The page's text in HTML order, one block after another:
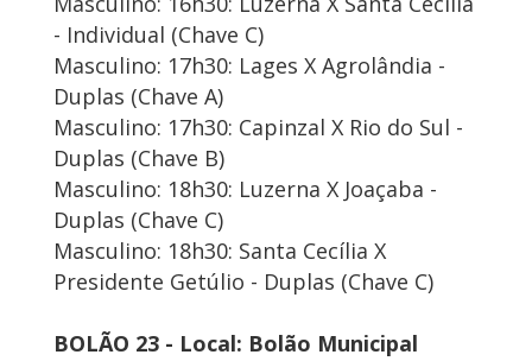
- Individual (Chave C)
Masculino: 17h30: Lages X Agrolândia -
Duplas (Chave A)
Masculino: 17h30: Capinzal X Rio do Sul -
Duplas (Chave B)
Masculino: 18h30: Luzerna X Joaçaba -
Duplas (Chave C)
Masculino: 18h30: Santa Cecília X
Presidente Getúlio - Duplas (Chave C)
BOLÃO 23 - Local: Bolão Municipal